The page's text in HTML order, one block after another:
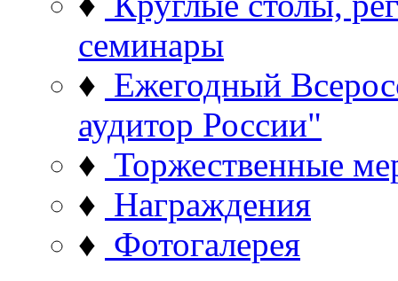
семинары
♦ Ежегодный
аудитор России"
♦ Торжественные
♦ Награждения
♦ Фотогалерея